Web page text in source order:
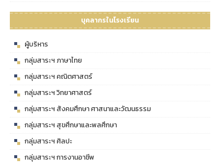
บุคลากรในโรงเรียน
ผู้บริหาร
กลุ่มสาระฯ ภาษาไทย
กลุ่มสาระฯ คณิตศาสตร์
กลุ่มสาระฯ วิทยาศาสตร์
กลุ่มสาระฯ สังคมศึกษา ศาสนาและวัฒนธรรม
กลุ่มสาระฯ สุขศึกษาและพลศึกษา
กลุ่มสาระฯ ศิลปะ
กลุ่มสาระฯ การงานอาชีพ